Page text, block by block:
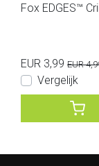
Fox EDGES™
EUR 3,99 EUR
Vergelijk